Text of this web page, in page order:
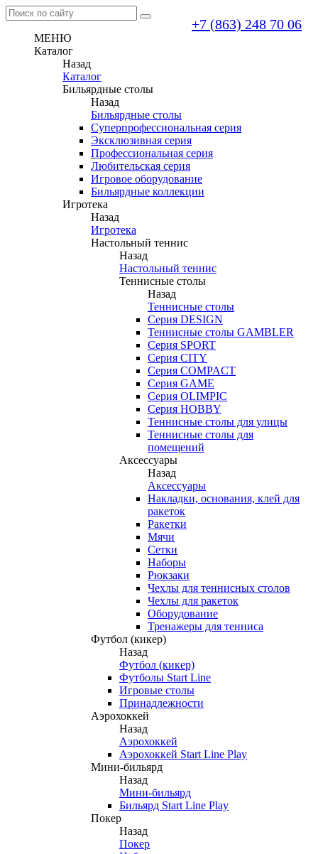
+7 (863) 248 70 06
МЕНЮ
Каталог
Назад
Каталог
Бильярдные столы
Назад
Бильярдные столы
Суперпрофессиональная серия
Эксклюзивная серия
Профессиональная серия
Любительская серия
Игровое оборудование
Бильярдные коллекции
Игротека
Назад
Игротека
Настольный теннис
Назад
Настольный теннис
Теннисные столы
Назад
Теннисные столы
Серия DESIGN
Теннисные столы GAMBLER
Серия SPORT
Серия CITY
Серия COMPACT
Серия GAME
Серия OLIMPIC
Серия HOBBY
Теннисные столы для улицы
Теннисные столы для
помещений
Аксессуары
Назад
Аксессуары
Накладки, основания, клей для
ракеток
Ракетки
Мячи
Сетки
Наборы
Рюкзаки
Чехлы для теннисных столов
Чехлы для ракеток
Оборудование
Тренажеры для тенниса
Футбол (кикер)
Назад
Футбол (кикер)
Футболы Start Line
Игровые столы
Принадлежности
Аэрохоккей
Назад
Аэрохоккей
Аэрохоккей Start Line Play
Мини-бильярд
Назад
Мини-бильярд
Бильярд Start Line Play
Покер
Назад
Покер